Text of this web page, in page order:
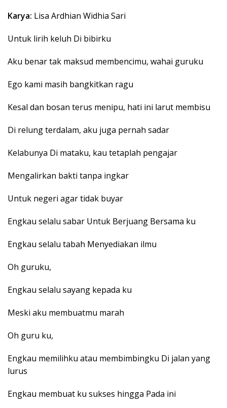
Karya: Lisa Ardhian Widhia Sari
Untuk lirih keluh Di bibirku
Aku benar tak maksud membencimu, wahai guruku
Ego kami masih bangkitkan ragu
Kesal dan bosan terus menipu, hati ini larut membisu
Di relung terdalam, aku juga pernah sadar
Kelabunya Di mataku, kau tetaplah pengajar
Mengalirkan bakti tanpa ingkar
Untuk negeri agar tidak buyar
Engkau selalu sabar Untuk Berjuang Bersama ku
Engkau selalu tabah Menyediakan ilmu
Oh guruku,
Engkau selalu sayang kepada ku
Meski aku membuatmu marah
Oh guru ku,
Engkau memilihku atau membimbingku Di jalan yang
lurus
Engkau membuat ku sukses hingga Pada ini